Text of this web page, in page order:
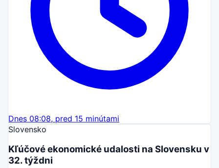
pravom. Sledujte dočasné značenie.
Streda o 19:08
Na detskom ihrisku Rosnička na Rosnej ulici v Košiciach
pribudla nová trampolína.
Deti tak získali ďalšiu atrakciu na hry a
zábavu, ktorá rozširuje možnosti aktivít na ihrisku.
Dnes 08:08, pred 15 minútami
Slovensko
Kľúčové ekonomické udalosti na Slovensku v
32. týždni